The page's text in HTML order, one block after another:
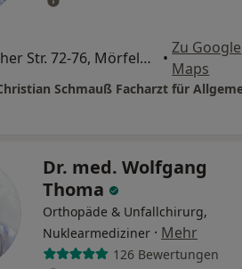
Kelsterbacher Str. 72-76, Mörfelden-Walldorf •
Zu Google
Maps
Dr. med. Wolfgang
Thoma
Orthopäde & Unfallchirurg,
Nuklearmediziner · Mehr
126 Bewertungen